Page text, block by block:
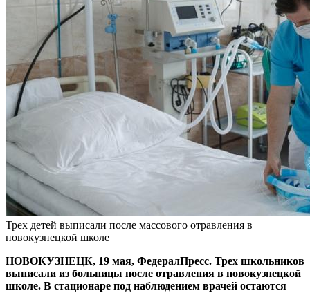
Трех детей выписали после массового отравления в
новокузнецкой школе
НОВОКУЗНЕЦК, 19 мая, ФедералПресс. Трех школьников
выписали из больницы после отравления в новокузнецкой
школе. В стационаре под наблюдением врачей остаются